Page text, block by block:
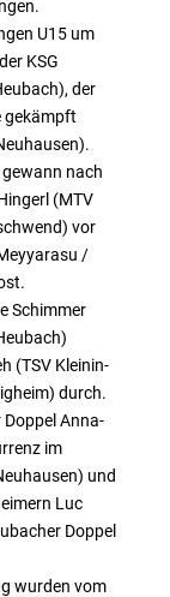
U15 um
KSG
der
gekämpft
nach
(MTV
vor
/
Schimmer
(TSV Kleinin-
durch.
Anna-
im
und
Luc
Doppel
wurden vom